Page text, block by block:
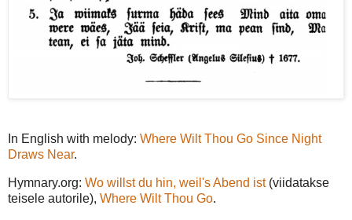
In English with melody: Where Wilt Thou Go Since Night
Draws Near.
Hymnary.org: Wo willst du hin, weil's Abend ist(viidatakse
teisele autorile), Where Wilt Thou Go.